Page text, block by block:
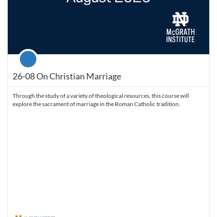
26-08 On Christian Marriage
Course
Through the study of a variety of theological resources, this course will
explore the sacrament of marriage in the Roman Catholic tradition.